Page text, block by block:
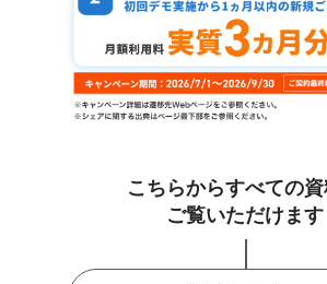
こちらからすべての
ご覧いただけます